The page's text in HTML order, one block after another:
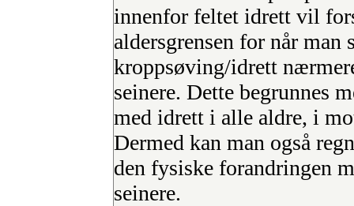
innenfor feltet idrett vil
aldersgrensen for når man
kroppsøving/idrett
seinere. Dette begrunnes
med idrett i alle aldre, i
Dermed kan man også
den fysiske forandringen
seinere.